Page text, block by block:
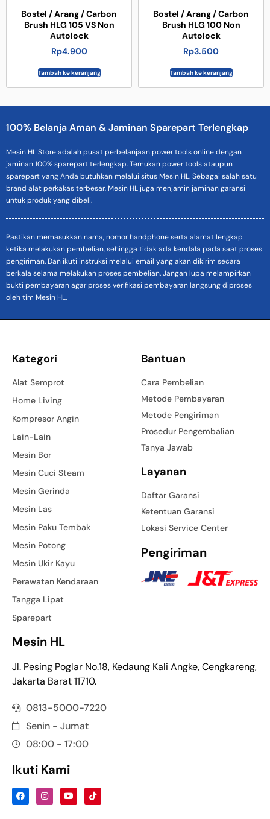
Bostel / Arang / Carbon
Brush HLG 105 VS Non
Autolock
Rp4.900
Tambah ke keranjang
Bostel / Arang / Carbon
Brush HLG 100 Non
Autolock
Rp3.500
Tambah ke keranjang
100% Belanja Aman & Jaminan Sparepart Terlengkap
Mesin HL Store adalah pusat perbelanjaan power tools online dengan
jaminan 100% sparepart terlengkap. Temukan power tools ataupun
sparepart yang Anda butuhkan melalui situs Mesin HL. Sebagai salah satu
brand alat perkakas terbesar, Mesin HL juga menjamin jaminan garansi
untuk produk yang dibeli.
Pastikan memasukkan nama, nomor handphone serta alamat lengkap
ketika melakukan pembelian, sehingga tidak ada kendala pada saat proses
pengiriman. Dan ikuti instruksi melalui email yang akan dikirim secara
berkala selama melakukan proses pembelian. Jangan lupa melampirkan
bukti pembayaran agar proses verifikasi pembayaran langsung diproses
oleh tim Mesin HL.
Kategori
Alat Semprot
Home Living
Kompresor Angin
Lain-Lain
Mesin Bor
Mesin Cuci Steam
Mesin Gerinda
Mesin Las
Mesin Paku Tembak
Mesin Potong
Mesin Ukir Kayu
Perawatan Kendaraan
Tangga Lipat
Sparepart
Bantuan
Cara Pembelian
Metode Pembayaran
Metode Pengiriman
Prosedur Pengembalian
Tanya Jawab
Layanan
Daftar Garansi
Ketentuan Garansi
Lokasi Service Center
Pengiriman
Mesin HL
Jl. Pesing Poglar No.18, Kedaung Kali Angke, Cengkareng,
Jakarta Barat 11710.
0813-5000-7220
Senin - Jumat
08:00 - 17:00
Ikuti Kami